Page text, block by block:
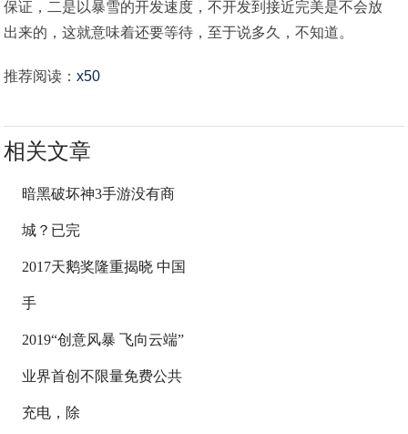
保证，二是以暴雪的开发速度，不开发到接近完美是不会放
出来的，这就意味着还要等待，至于说多久，不知道。
推荐阅读：x50
相关文章
暗黑破坏神3手游没有商
城？已完
2017天鹅奖隆重揭晓 中国
手
2019“创意风暴 飞向云端”
业界首创不限量免费公共
充电，除